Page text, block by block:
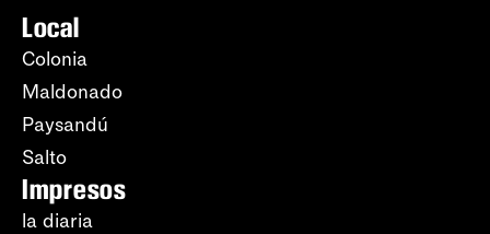
Local
Colonia
Maldonado
Paysandú
Salto
Impresos
la diaria